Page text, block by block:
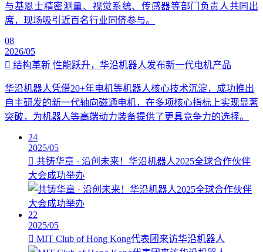
与基恩士精密测量、视觉系统、传感器等部门负责人共同出
席，现场吸引近百名行业同侪参与。
08
2026/05
结构革新 性能跃升，华沿机器人发布新一代电机产品
华沿机器人凭借20+年电机等机器人核心技术沉淀，成功推出
自主研发的新一代轴向磁通电机，在多项核心指标上实现显著
突破，为机器人等高端动力装备提供了更具竞争力的选择。
24
2025/05
共铸华章 · 沿创未来！华沿机器人2025全球合作伙伴
大会成功举办
22
2025/05
MIT Club of Hong Kong代表团来访华沿机器人